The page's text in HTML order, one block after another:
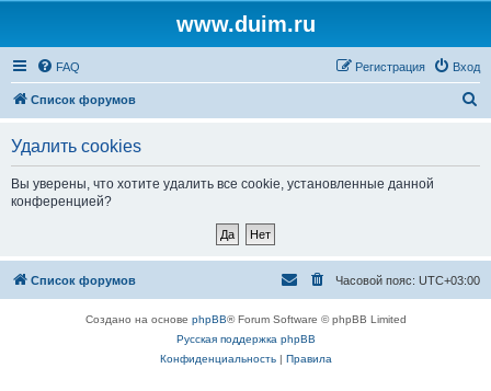
www.duim.ru
FAQ Вход
Регистрация
Список форумов
Удалить cookies
Вы уверены, что хотите удалить все cookie, установленные данной
конференцией?
Список форумов Часовой пояс: UTC+03:00
Создано на основе phpBB® Forum Software © phpBB Limited
Русская поддержка phpBB
Конфиденциальность| Правила